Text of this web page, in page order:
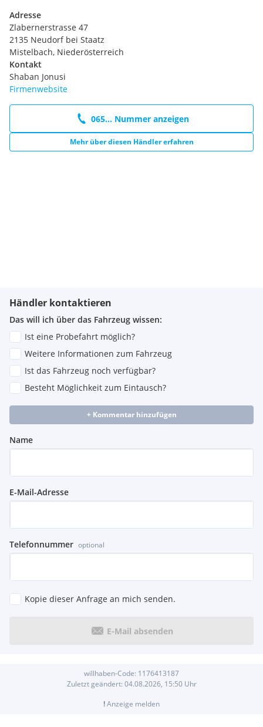
Adresse
Zlabernerstrasse 47
2135 Neudorf bei Staatz
Mistelbach, Niederösterreich
Kontakt
Shaban Jonusi
Firmenwebsite
065... Nummer anzeigen
Mehr über diesen Händler erfahren
Händler kontaktieren
Das will ich über das Fahrzeug wissen:
Ist eine Probefahrt möglich?
Weitere Informationen zum Fahrzeug
Ist das Fahrzeug noch verfügbar?
Besteht Möglichkeit zum Eintausch?
+ Kommentar hinzufügen
Name
E-Mail-Adresse
Telefonnummer optional
Kopie dieser Anfrage an mich senden.
E-Mail absenden
willhaben-Code: 1176413187
Zuletzt geändert: 04.08.2026, 15:50Uhr
!Anzeige melden